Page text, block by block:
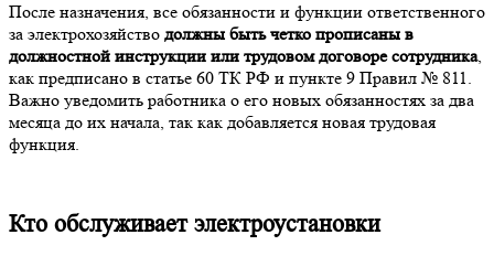
После назначения, все обязанности и функции ответственного
за электрохозяйство должны быть четко прописаны в
должностной инструкции или трудовом договоре сотрудника,
как предписано в статье 60 ТК РФ и пункте 9 Правил № 811.
Важно уведомить работника о его новых обязанностях за два
месяца до их начала, так как добавляется новая трудовая
функция.
Кто обслуживает электроустановки